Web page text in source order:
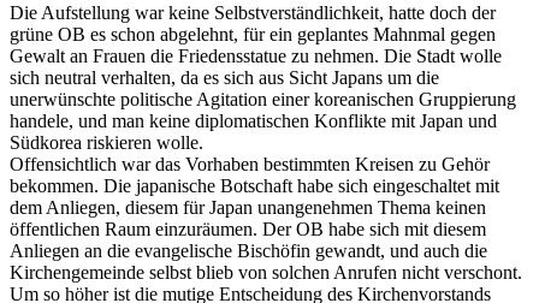
Die Aufstellung war keine Selbstverständlichkeit, hatte doch der
grüne OB es schon abgelehnt, für ein geplantes Mahnmal gegen
Gewalt an Frauen die Friedensstatue zu nehmen. Die Stadt wolle
sich neutral verhalten, da es sich aus Sicht Japans um die
unerwünschte politische Agitation einer koreanischen Gruppierung
handele, und man keine diplomatischen Konflikte mit Japan und
Südkorea riskieren wolle.
Offensichtlich war das Vorhaben bestimmten Kreisen zu Gehör
bekommen. Die japanische Botschaft habe sich eingeschaltet mit
dem Anliegen, diesem für Japan unangenehmen Thema keinen
öffentlichen Raum einzuräumen. Der OB habe sich mit diesem
Anliegen an die evangelische Bischöfin gewandt, und auch die
Kirchengemeinde selbst blieb von solchen Anrufen nicht verschont.
Um so höher ist die mutige Entscheidung des Kirchenvorstands